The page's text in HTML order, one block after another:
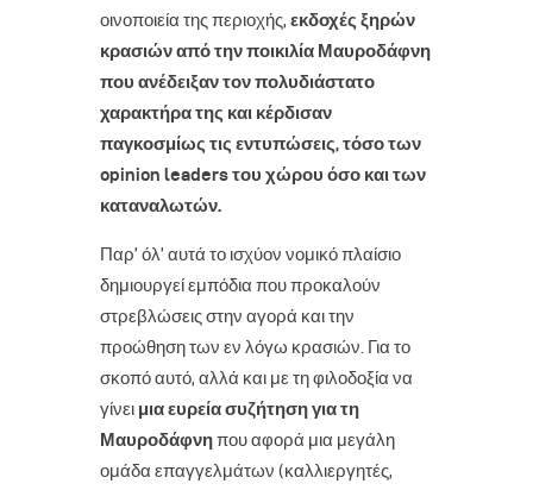
οινοποιεία της περιοχής, εκδοχές ξηρών
κρασιών από την ποικιλία Μαυροδάφνη
που ανέδειξαν τον πολυδιάστατο
χαρακτήρα της και κέρδισαν
παγκοσμίως τις εντυπώσεις, τόσο των
opinion leadersτου χώρου όσο και των
καταναλωτών.
Παρ’ όλ’ αυτά το ισχύον νομικό πλαίσιο
δημιουργεί εμπόδια που προκαλούν
στρεβλώσεις στην αγορά και την
προώθηση των εν λόγω κρασιών. Για το
σκοπό αυτό, αλλά και με τη φιλοδοξία να
γίνει μια ευρεία συζήτηση για τη
Μαυροδάφνηπου αφορά μια μεγάλη
ομάδα επαγγελμάτων (καλλιεργητές,